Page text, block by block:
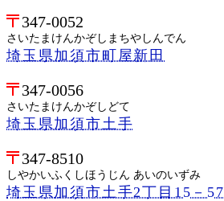
347-0052
さいたまけんかぞしまちやしんでん
埼玉県加須市町屋新田
347-0056
さいたまけんかぞしどて
埼玉県加須市土手
347-8510
しやかいふくしほうじん あいのいずみ
埼玉県加須市土手2丁目15－57